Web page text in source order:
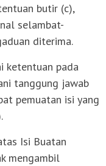
butir (c),
selambat-
diterima.
ketentuan pada
tanggung jawab
pemuatan isi yang
Isi Buatan
mengambil